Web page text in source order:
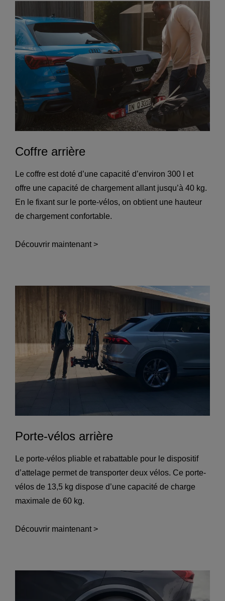
Coffre arrière
Le coffre est doté d’une capacité d’environ 300 l et
offre une capacité de chargement allant jusqu’à 40 kg.
En le fixant sur le porte-vélos, on obtient une hauteur
de chargement confortable.
Découvrir maintenant >
Porte-vélos arrière
Le porte-vélos pliable et rabattable pour le dispositif
d’attelage permet de transporter deux vélos. Ce porte-
vélos de 13,5 kg dispose d’une capacité de charge
maximale de 60 kg.
Découvrir maintenant >